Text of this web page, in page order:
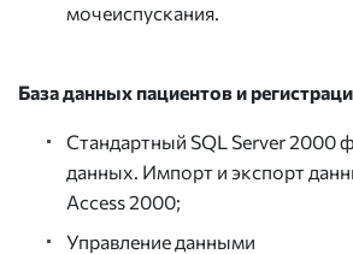
мочеиспускания.
База данных пациентов и
Стандартный SQL Server 2000
данных. Импорт и экспорт
Access 2000;
Управление данными